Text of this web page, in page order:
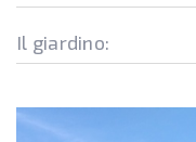
Il giardino: